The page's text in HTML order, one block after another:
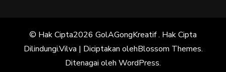
© Hak Cipta2026 GolAGongKreatif. Hak Cipta
Dilindungi.Vilva | Diciptakan olehBlossom Themes.
Ditenagai oleh WordPress.